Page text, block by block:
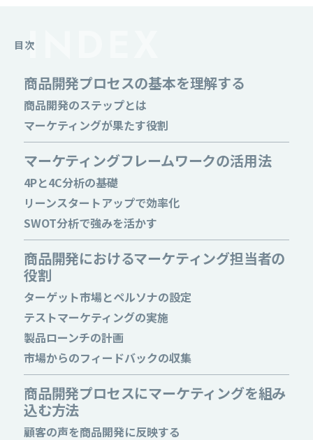
目次
商品開発プロセスの基本を理解する
商品開発のステップとは
マーケティングが果たす役割
マーケティングフレームワークの活用法
4Pと4C分析の基礎
リーンスタートアップで効率化
SWOT分析で強みを活かす
商品開発におけるマーケティング担当者の
役割
ターゲット市場とペルソナの設定
テストマーケティングの実施
製品ローンチの計画
市場からのフィードバックの収集
商品開発プロセスにマーケティングを組み
込む方法
顧客の声を商品開発に反映する